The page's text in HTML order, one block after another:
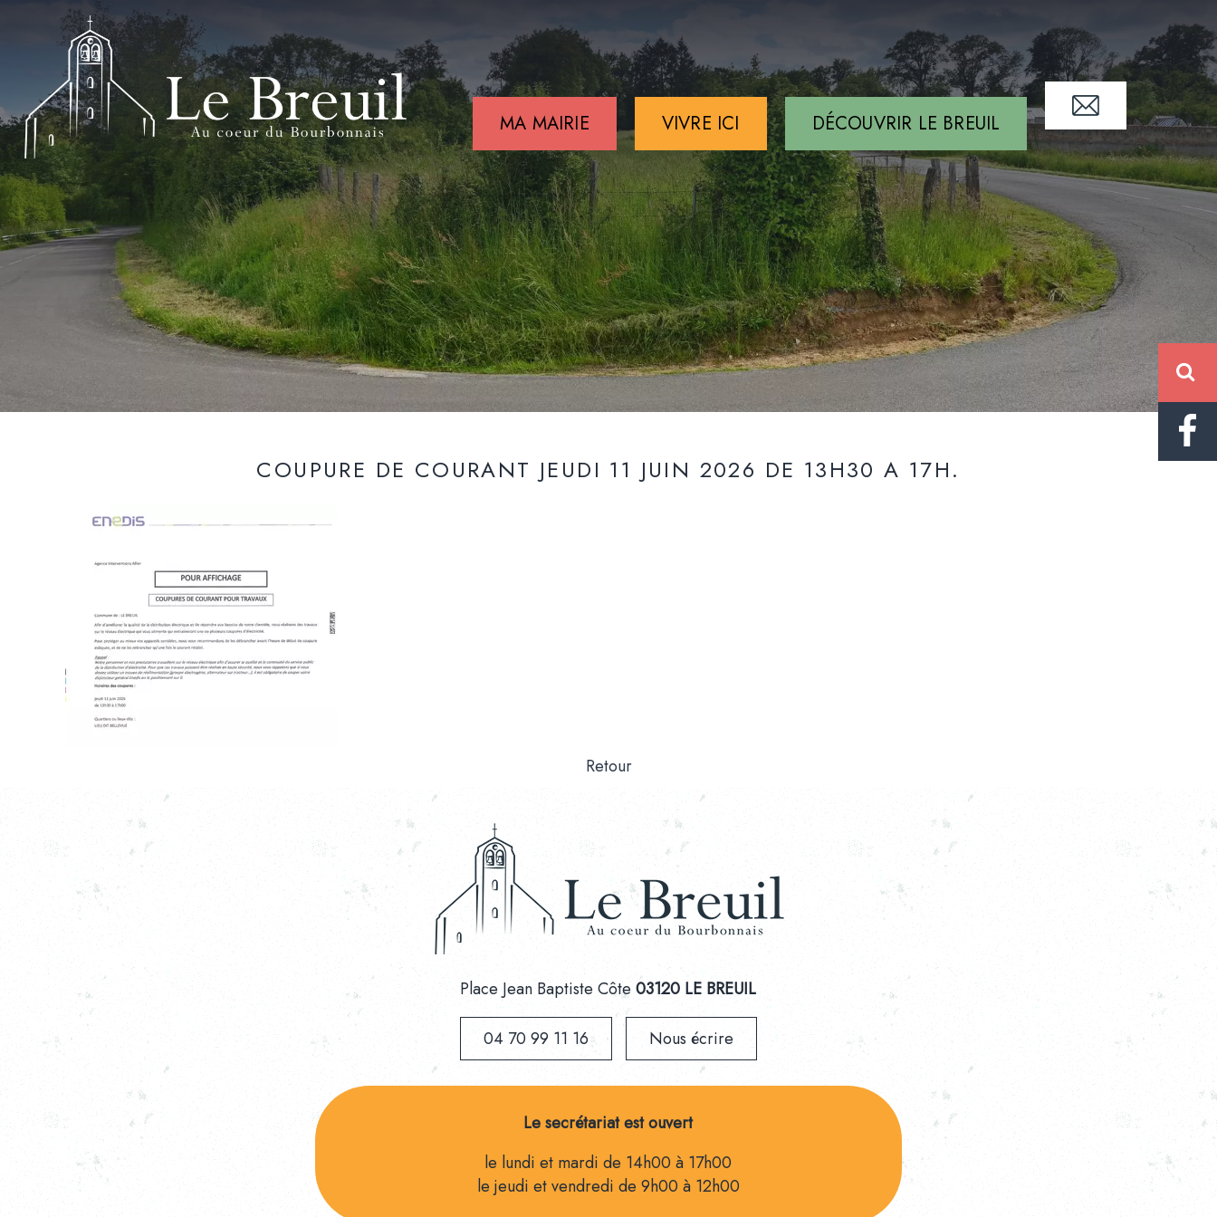
MA MAIRIE VIVRE ICI DÉCOUVRIR LE BREUIL
COUPURE DE COURANT JEUDI 11 JUIN 2026 DE 13H30 A 17H.
Retour
Place Jean Baptiste Côte03120 LE BREUIL
04 70 99 11 16 Nous écrire
Le secrétariat est ouvert
le lundi et mardi de 14h00 à 17h00
le jeudi et vendredi de 9h00 à 12h00